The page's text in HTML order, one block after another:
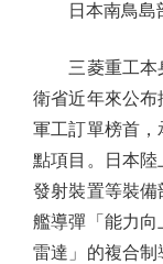
日本南鳥島
三菱重工本身
衛省近年來公
軍工訂單榜首，
點項目。日本陸
發射裝置等裝備
艦導彈「能力向
雷達」的複合